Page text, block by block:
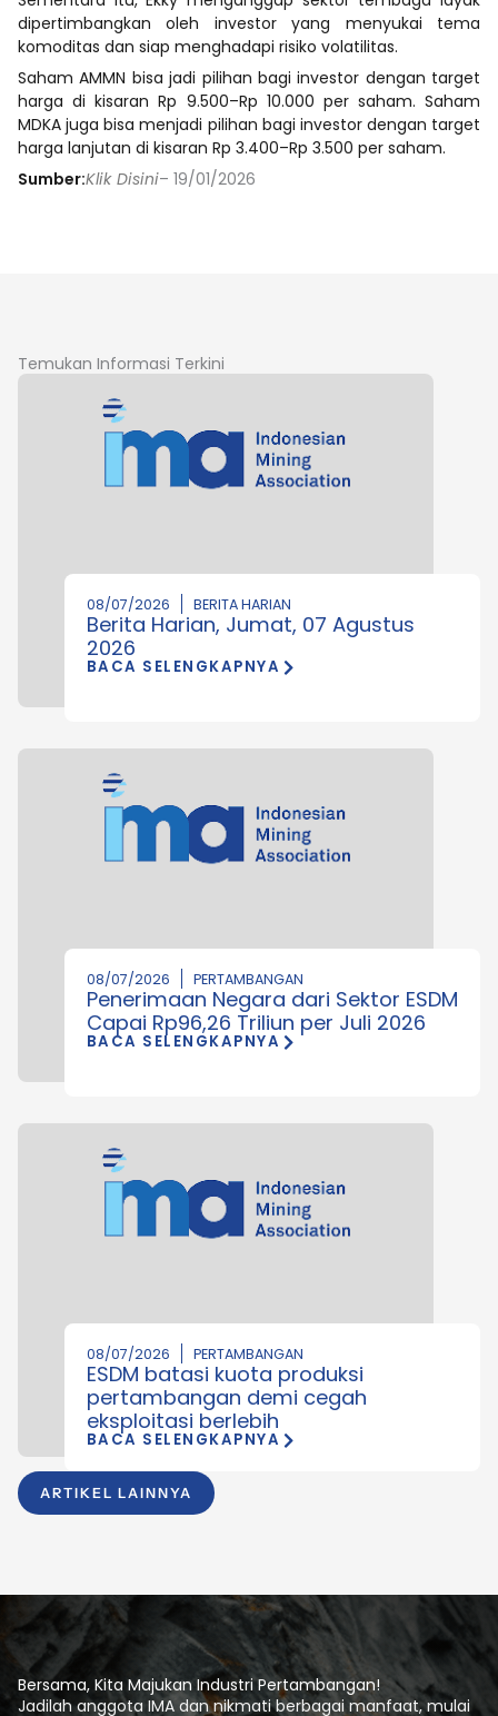
dipertimbangkan oleh investor yang menyukai tema
komoditas dan siap menghadapi risiko volatilitas.
Saham AMMN bisa jadi pilihan bagi investor dengan target
harga di kisaran Rp 9.500–Rp 10.000 per saham. Saham
MDKA juga bisa menjadi pilihan bagi investor dengan target
harga lanjutan di kisaran Rp 3.400–Rp 3.500 per saham.
Sumber:Klik Disini– 19/01/2026
Temukan Informasi Terkini
ARTIKEL LAINNYA
08/07/2026 BERITA HARIAN
Berita Harian, Jumat, 07 Agustus
2026
BACA SELENGKAPNYA
08/07/2026 PERTAMBANGAN
Penerimaan Negara dari Sektor ESDM
Capai Rp96,26 Triliun per Juli 2026
BACA SELENGKAPNYA
08/07/2026 PERTAMBANGAN
ESDM batasi kuota produksi
pertambangan demi cegah
eksploitasi berlebih
BACA SELENGKAPNYA
Bersama, Kita Majukan Industri Pertambangan!
Jadilah anggota IMA dan nikmati berbagai manfaat, mulai